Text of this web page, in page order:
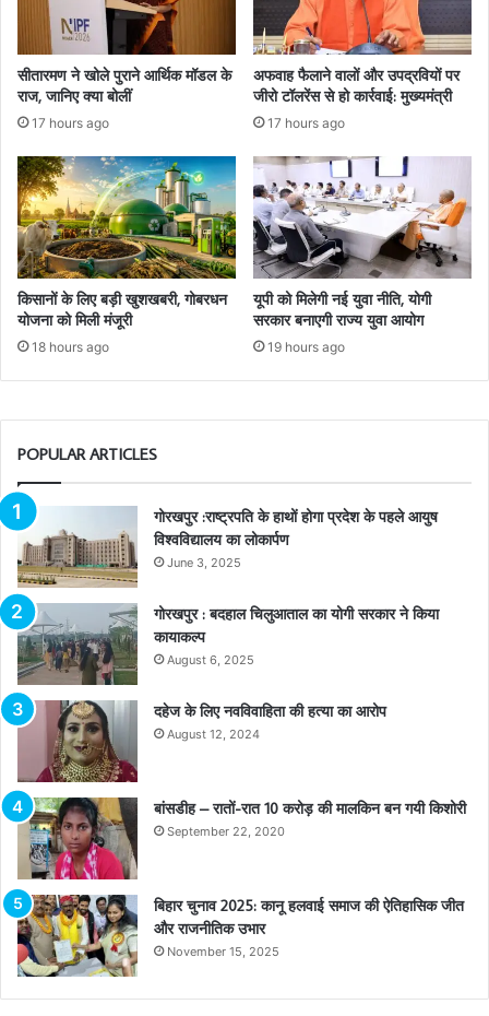
सीतारमण ने खोले पुराने आर्थिक मॉडल के
राज, जानिए क्या बोलीं
17 hours ago
अफवाह फैलाने वालों और उपद्रवियों पर
जीरो टॉलरेंस से हो कार्रवाई: मुख्यमंत्री
17 hours ago
किसानों के लिए बड़ी खुशखबरी, गोबरधन
योजना को मिली मंजूरी
18 hours ago
यूपी को मिलेगी नई युवा नीति, योगी
सरकार बनाएगी राज्य युवा आयोग
19 hours ago
POPULAR ARTICLES
गोरखपुर :राष्ट्रपति के हाथों होगा प्रदेश के पहले आयुष
विश्वविद्यालय का लोकार्पण
June 3, 2025
गोरखपुर : बदहाल चिलुआताल का योगी सरकार ने किया
कायाकल्प
August 6, 2025
दहेज के लिए नवविवाहिता की हत्या का आरोप
August 12, 2024
बांसडीह – रातों-रात 10 करोड़ की मालकिन बन गयी किशोरी
September 22, 2020
बिहार चुनाव 2025: कानू हलवाई समाज की ऐतिहासिक जीत
और राजनीतिक उभार
November 15, 2025